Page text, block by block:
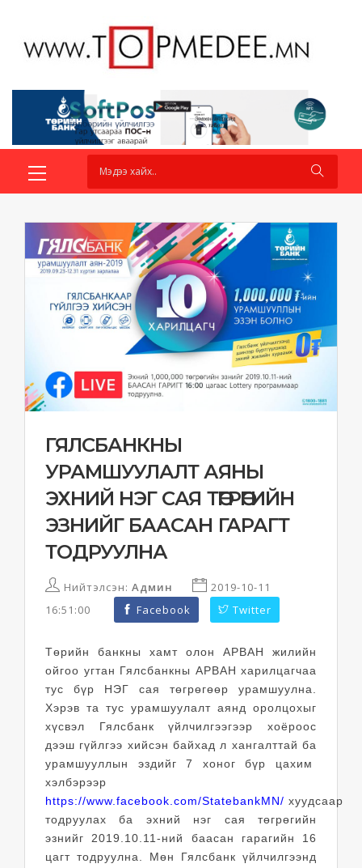
ГЯЛСБАНКНЫ
УРАМШУУЛАЛТ АЯНЫ
ЭХНИЙ НЭГ САЯ ТӨГРӨГИЙН
ЭЗНИЙГ БААСАН ГАРАГТ
ТОДРУУЛНА
Нийтэлсэн: Админ
2019-10-11
16:51:00
Facebook Twitter
Төрийн банкны хамт олон АРВАН жилийн
ойгоо угтан Гялсбанкны АРВАН харилцагчаа
тус бүр НЭГ сая төгрөгөөр урамшуулна.
Хэрэв та тус урамшуулалт аянд оролцохыг
хүсвэл Гялсбанк үйлчилгээгээр хоёроос
дээш гүйлгээ хийсэн байхад л хангалттай ба
урамшууллын эздийг 7 хоног бүр цахим
хэлбэрээр
https://www.facebook.com/StatebankMN/ хуудсаар
тодруулах ба эхний нэг сая төгрөгийн
эзнийг 2019.10.11-ний баасан гарагийн 16
цагт тодруулна. Мөн Гялсбанк үйлчилгээнд